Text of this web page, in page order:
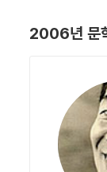
2006년 문